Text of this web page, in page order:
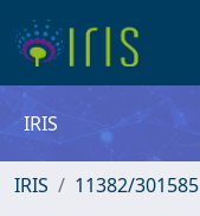
IRIS
IRIS 11382/301585